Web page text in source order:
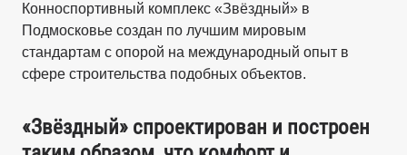
Конноспортивный комплекс «Звёздный» в
Подмосковье создан по лучшим мировым
стандартам с опорой на международный опыт в
сфере строительства подобных объектов.
«Звёздный» спроектирован и построен